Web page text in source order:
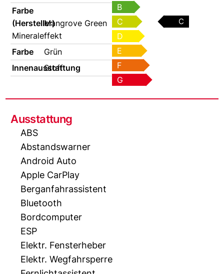
Farbe
(Hersteller)Mangrove Green
Mineraleffekt
Farbe
Grün
Innenausstattung
Stoff
B
C
C
D
E
F
G
Ausstattung
ABS
Abstandswarner
Android Auto
Apple CarPlay
Berganfahrassistent
Bluetooth
Bordcomputer
ESP
Elektr. Fensterheber
Elektr. Wegfahrsperre